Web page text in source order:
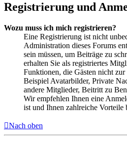
Registrierung und
Wozu muss ich mich registrieren?
Eine Registrierung ist nicht
Administration dieses Forums
sein müssen, um Beiträge zu
erhalten Sie als registriertes
Funktionen, die Gästen nicht
Beispiel Avatarbilder, Private
andere Mitglieder, Beitritt zu
Wir empfehlen Ihnen eine
ist und Ihnen zahlreiche Vorteile
Nach oben